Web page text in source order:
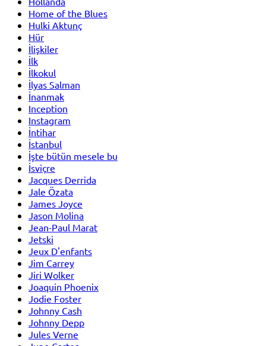
Home of the Blues
Hulki Aktunç
Hür
İlişkiler
İlk
İlkokul
İlyas Salman
İnanmak
Inception
Instagram
İntihar
İstanbul
İşte bütün mesele bu
İsviçre
Jacques Derrida
Jale Özata
James Joyce
Jason Molina
Jean-Paul Marat
Jetski
Jeux D'enfants
Jim Carrey
Jiri Wolker
Joaquin Phoenix
Jodie Foster
Johnny Cash
Johnny Depp
Jules Verne